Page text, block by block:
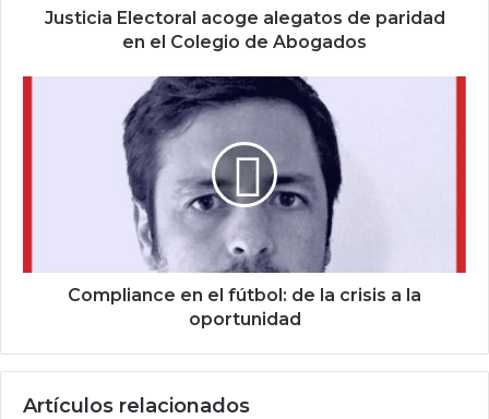
Justicia Electoral acoge alegatos de paridad
en el Colegio de Abogados
Compliance en el fútbol: de la crisis a la
oportunidad
Artículos relacionados